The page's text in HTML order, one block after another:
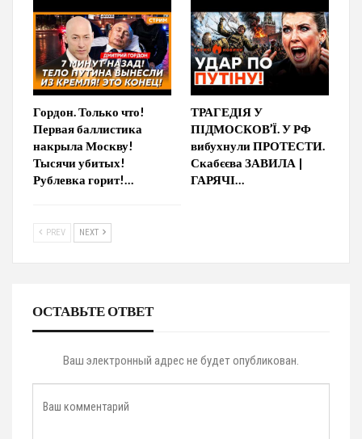
Гордон. Только что!
Первая баллистика
накрыла Москву!
Тысячи убитых!
Рублевка горит!…
ТРАГЕДІЯ У
ПІДМОСКОВ’Ї. У РФ
вибухнули ПРОТЕСТИ.
Скабєєва ЗАВИЛА |
ГАРЯЧІ…
PREV NEXT
ОСТАВЬТЕ ОТВЕТ
Ваш электронный адрес не будет опубликован.